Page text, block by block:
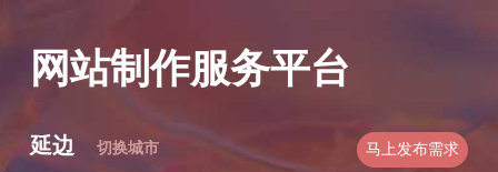
网站制作服务平台
延边 切换城市 马上发布需求